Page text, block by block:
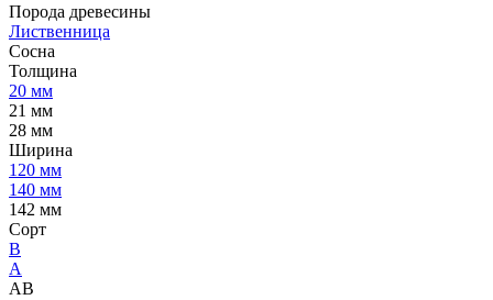
Порода древесины
Лиственница
Сосна
Толщина
20 мм
21 мм
28 мм
Ширина
120 мм
140 мм
142 мм
Сорт
B
А
АВ